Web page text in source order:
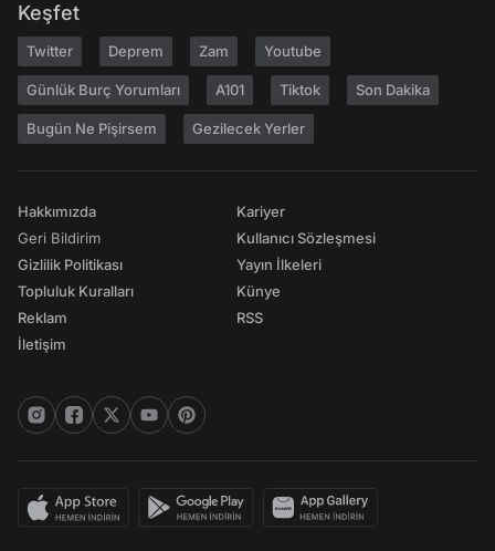
Keşfet
Twitter Deprem Zam Youtube
Günlük Burç Yorumları A101 Tiktok Son Dakika
Bugün Ne Pişirsem Gezilecek Yerler
Hakkımızda
Geri Bildirim
Gizlilik Politikası
Topluluk Kuralları
Reklam
İletişim
Kariyer
Kullanıcı Sözleşmesi
Yayın İlkeleri
Künye
RSS